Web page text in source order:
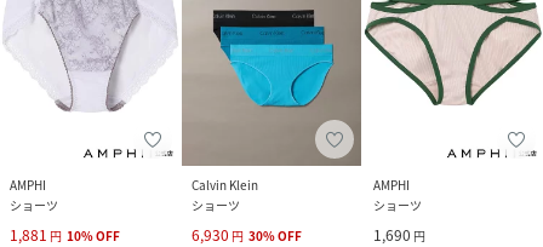
AMPHI
ショーツ
1,881 円 10%OFF
Calvin Klein
ショーツ
6,930 円 30%OFF
AMPHI
ショーツ
1,690 円